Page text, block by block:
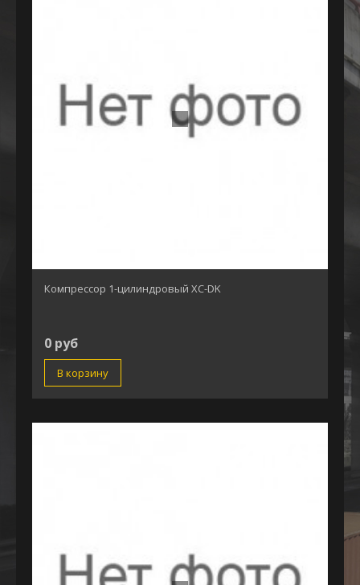
Компрессор 1-цилиндровый XC-DK
0 руб
В корзину